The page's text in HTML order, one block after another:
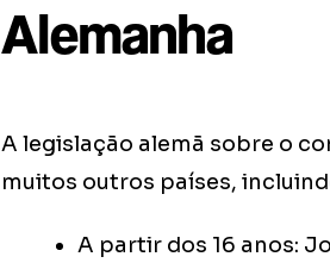
Alemanha
A legislação alemã sobre o
muitos outros países,
A partir dos 16 anos: